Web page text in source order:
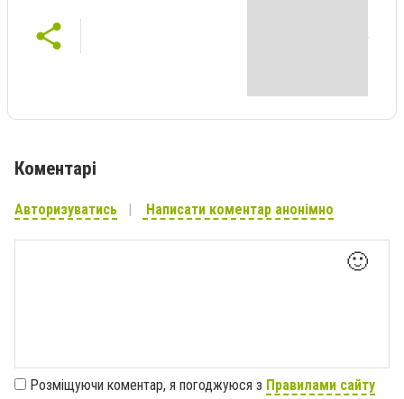
Коментарі
Авторизуватись Написати коментар анонімно
🙂
Розміщуючи коментар, я погоджуюся з Правилами сайту